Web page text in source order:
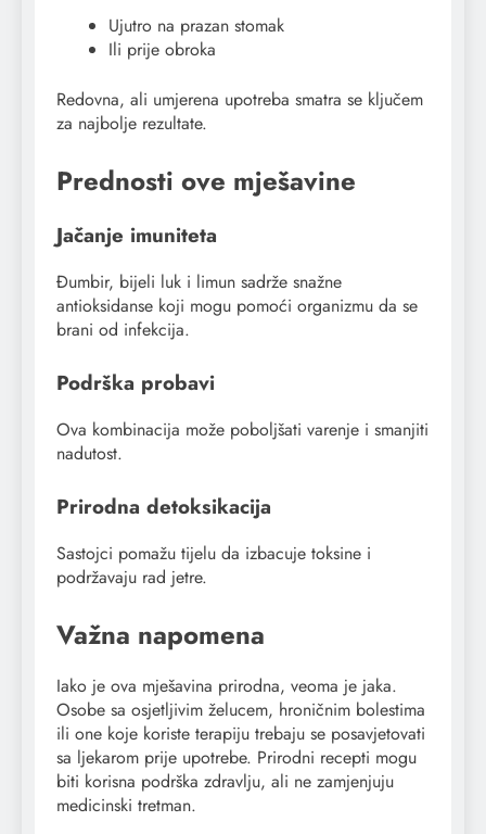
Ujutro na prazan stomak
Ili prije obroka
Redovna, ali umjerena upotreba smatra se ključem
za najbolje rezultate.
Prednosti ove mješavine
Jačanje imuniteta
Đumbir, bijeli luk i limun sadrže snažne
antioksidanse koji mogu pomoći organizmu da se
brani od infekcija.
Podrška probavi
Ova kombinacija može poboljšati varenje i smanjiti
nadutost.
Prirodna detoksikacija
Sastojci pomažu tijelu da izbacuje toksine i
podržavaju rad jetre.
Važna napomena
Iako je ova mješavina prirodna, veoma je jaka.
Osobe sa osjetljivim želucem, hroničnim bolestima
ili one koje koriste terapiju trebaju se posavjetovati
sa ljekarom prije upotrebe. Prirodni recepti mogu
biti korisna podrška zdravlju, ali ne zamjenjuju
medicinski tretman.